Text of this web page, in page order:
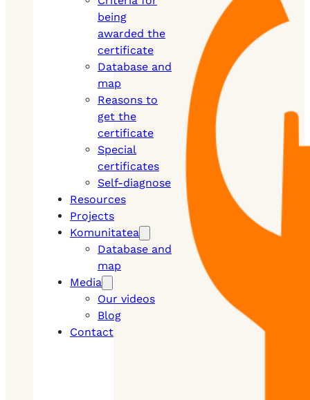
being
awarded the
certificate
Database and
map
Reasons to
get the
certificate
Special
certificates
Self-diagnose
Resources
Projects
Komunitatea
Database and
map
Media
Our videos
Blog
Contact